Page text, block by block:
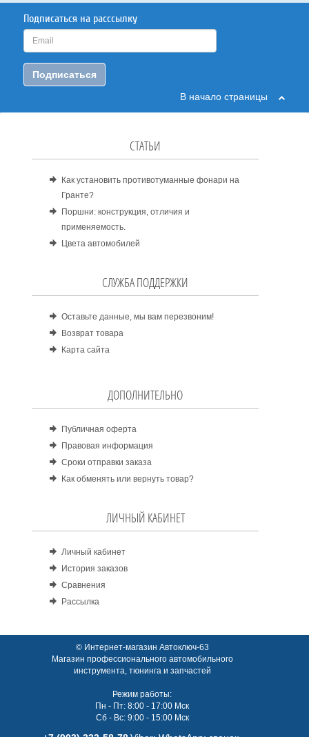
Подписаться на расссылку
Подписаться
В начало страницы
СТАТЬИ
Как установить противотуманные фонари на
Гранте?
Поршни: конструкция, отличия и
применяемость.
Цвета автомобилей
СЛУЖБА ПОДДЕРЖКИ
Оставьте данные, мы вам перезвоним!
Возврат товара
Карта сайта
ДОПОЛНИТЕЛЬНО
Публичная оферта
Правовая информация
Сроки отправки заказа
Как обменять или вернуть товар?
ЛИЧНЫЙ КАБИНЕТ
Личный кабинет
История заказов
Сравнения
Рассылка
© Интернет-магазин Автоключ-63
Магазин профессионального автомобильного
инструмента, тюнинга и запчастей
Режим работы:
Пн - Пт: 8:00 - 17:00 Мск
Сб - Вс: 9:00 - 15:00 Мск